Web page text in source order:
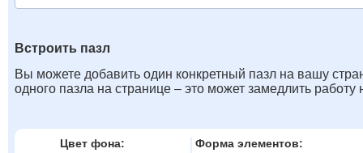
Встроить пазл
Вы можете добавить один конкретный пазл на вашу
одного пазла на странице – это может замедлить
Цвет фона: Форма элементов: